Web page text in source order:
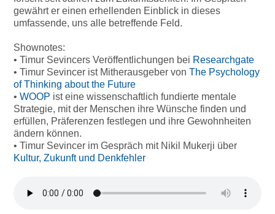
gewährt er einen erhellenden Einblick in dieses
umfassende, uns alle betreffende Feld.
Shownotes:
• Timur Sevincers Veröffentlichungen bei Researchgate
• Timur Sevincer ist Mitherausgeber vonThe Psychology
of Thinking about the Future
•WOOP ist eine wissenschaftlich fundierte mentale
Strategie, mit der Menschen ihre Wünsche finden und
erfüllen, Präferenzen festlegen und ihre Gewohnheiten
ändern können.
• Timur Sevincer im Gespräch mit Nikil Mukerji über
Kultur, Zukunft und Denkfehler